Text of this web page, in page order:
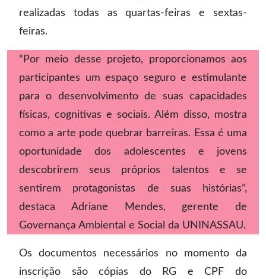
realizadas todas as quartas-feiras e sextas-
feiras.
“Por meio desse projeto, proporcionamos aos
participantes um espaço seguro e estimulante
para o desenvolvimento de suas capacidades
físicas, cognitivas e sociais. Além disso, mostra
como a arte pode quebrar barreiras. Essa é uma
oportunidade dos adolescentes e jovens
descobrirem seus próprios talentos e se
sentirem protagonistas de suas histórias”,
destaca Adriane Mendes, gerente de
Governança Ambiental e Social da UNINASSAU.
Os documentos necessários no momento da
inscrição são cópias do RG e CPF do